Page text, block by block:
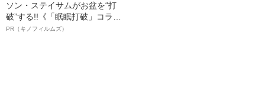
ソン・ステイサムがお盆を“打
破”する!!《「眠眠打破」コラ
ボ》
PR（キノフィルムズ）